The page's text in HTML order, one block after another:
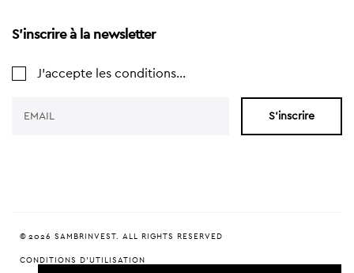
S'inscrire à la newsletter
J'accepte les conditions...
S'inscrire
© 2026 SAMBRINVEST. ALL RIGHTS RESERVED
CONDITIONS D'UTILISATION